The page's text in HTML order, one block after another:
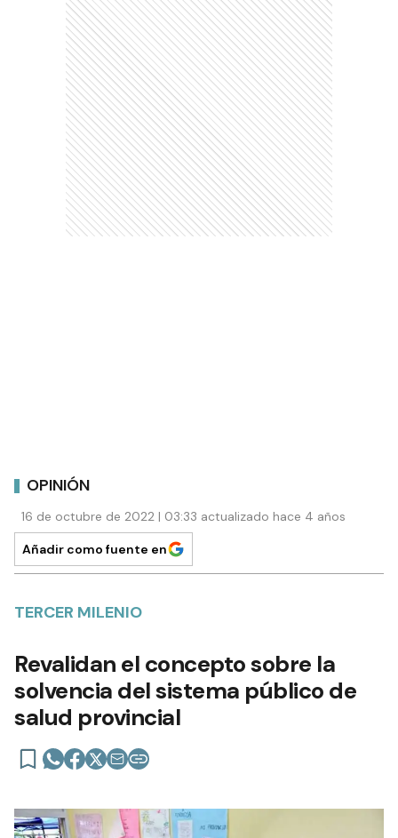
OPINIÓN
16 de octubre de 2022 | 03:33 actualizado hace 4 años
Añadir como fuente en
TERCER MILENIO
Revalidan el concepto sobre la
solvencia del sistema público de
salud provincial